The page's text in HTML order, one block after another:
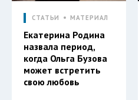
СТАТЬИ МАТЕРИАЛ
Екатерина Родина
назвала период,
когда Ольга Бузова
может встретить
свою любовь